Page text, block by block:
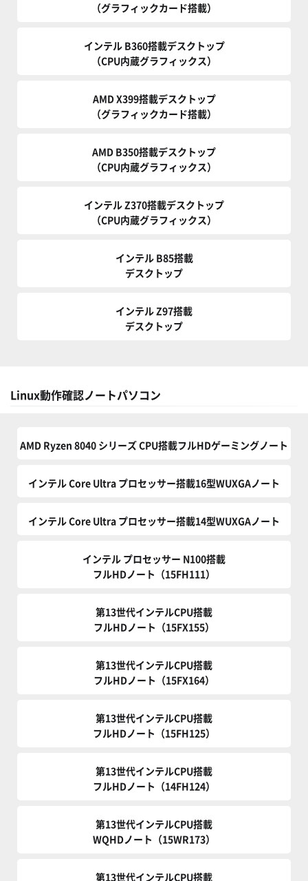
（グラフィックカード搭載）
インテル B360搭載デスクトップ
（CPU内蔵グラフィックス）
AMD X399搭載デスクトップ
（グラフィックカード搭載）
AMD B350搭載デスクトップ
（CPU内蔵グラフィックス）
インテル Z370搭載デスクトップ
（CPU内蔵グラフィックス）
インテル B85搭載
デスクトップ
インテル Z97搭載
デスクトップ
Linux動作確認ノートパソコン
AMD Ryzen 8040 シリーズ CPU搭載フルHDゲーミングノート
インテル Core Ultra プロセッサー搭載16型WUXGAノート
インテル Core Ultra プロセッサー搭載14型WUXGAノート
インテル プロセッサー N100搭載
フルHDノート（15FH111）
第13世代インテルCPU搭載
フルHDノート（15FX155）
第13世代インテルCPU搭載
フルHDノート（15FX164）
第13世代インテルCPU搭載
フルHDノート（15FH125）
第13世代インテルCPU搭載
フルHDノート（14FH124）
第13世代インテルCPU搭載
WQHDノート（15WR173）
第13世代インテルCPU搭載